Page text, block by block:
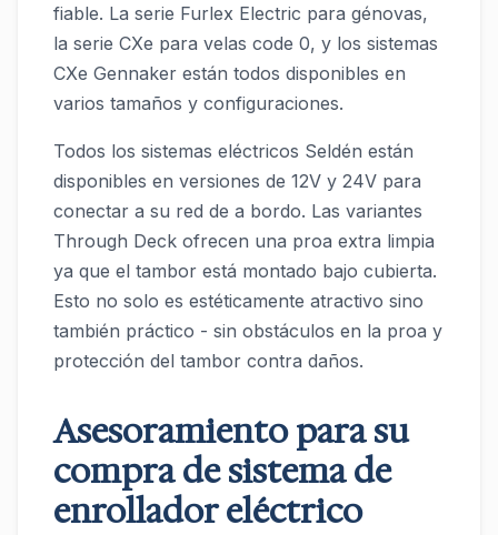
fiable. La serie Furlex Electric para génovas,
la serie CXe para velas code 0, y los sistemas
CXe Gennaker están todos disponibles en
varios tamaños y configuraciones.
Todos los sistemas eléctricos Seldén están
disponibles en versiones de 12V y 24V para
conectar a su red de a bordo. Las variantes
Through Deck ofrecen una proa extra limpia
ya que el tambor está montado bajo cubierta.
Esto no solo es estéticamente atractivo sino
también práctico - sin obstáculos en la proa y
protección del tambor contra daños.
Asesoramiento para su
compra de sistema de
enrollador eléctrico